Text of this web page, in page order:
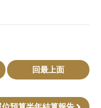
回最上面